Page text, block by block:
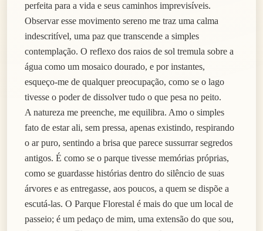
perfeita para a vida e seus caminhos imprevisíveis.
Observar esse movimento sereno me traz uma calma
indescritível, uma paz que transcende a simples
contemplação. O reflexo dos raios de sol tremula sobre a
água como um mosaico dourado, e por instantes,
esqueço-me de qualquer preocupação, como se o lago
tivesse o poder de dissolver tudo o que pesa no peito.
A natureza me preenche, me equilibra. Amo o simples
fato de estar ali, sem pressa, apenas existindo, respirando
o ar puro, sentindo a brisa que parece sussurrar segredos
antigos. É como se o parque tivesse memórias próprias,
como se guardasse histórias dentro do silêncio de suas
árvores e as entregasse, aos poucos, a quem se dispõe a
escutá-las. O Parque Florestal é mais do que um local de
passeio; é um pedaço de mim, uma extensão do que sou,